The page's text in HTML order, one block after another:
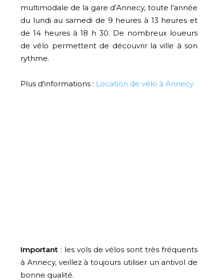
multimodale de la gare d’Annecy, toute l’année
du lundi au samedi de 9 heures à 13 heures et
de 14 heures à 18 h 30. De nombreux loueurs
de vélo permettent de découvrir la ville à son
rythme.
Plus d’informations : Location de vélo à Annecy
Important : les vols de vélos sont très fréquents
à Annecy, veillez à toujours utiliser un antivol de
bonne qualité.